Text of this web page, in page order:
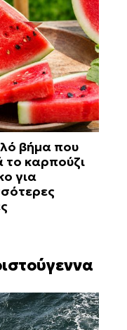
βήμα που
το καρπούζι
για